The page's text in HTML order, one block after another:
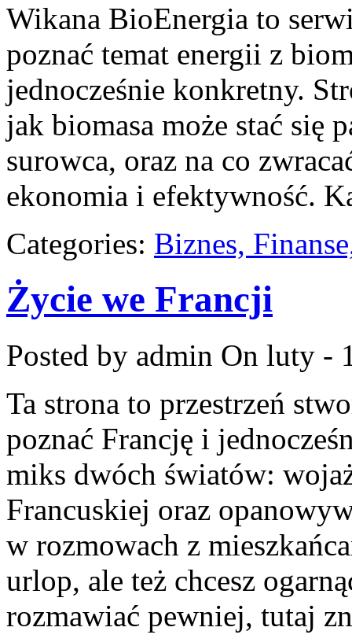
Wikana BioEnergia to
poznać temat energii z
jednocześnie konkretny.
jak biomasa może stać się
surowca, oraz na co
ekonomia i efektywność.
Categories: Biznes,
Życie we Francji
Posted by admin On luty -
Ta strona to przestrzeń
poznać Francję i
miks dwóch światów:
Francuskiej oraz
w rozmowach z
urlop, ale też chcesz
rozmawiać pewniej, tutaj